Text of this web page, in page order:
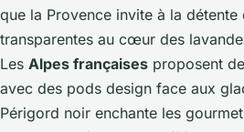
que la Provence invite à la détente
transparentes au cœur des
Les Alpes françaises proposent
avec des pods design face aux
Périgord noir enchante les